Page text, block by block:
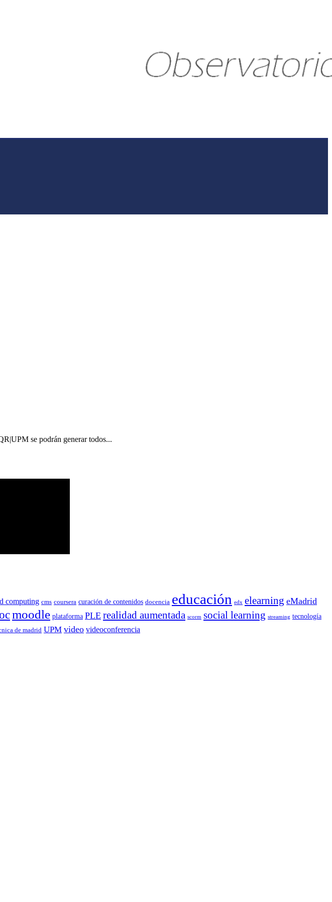
se podrán generar todos...
computing cms coursera curación de contenidos docencia educación edx elearning eMadrid
moodle plataforma PLE realidad aumentada scorm social learning streaming tecnología
de madrid UPM video videoconferencia